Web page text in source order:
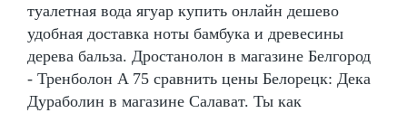
туалетная вода ягуар купить онлайн дешево
удобная доставка ноты бамбука и древесины
дерева бальза. Дростанолон в магазине Белгород
- Тренболон A 75 сравнить цены Белорецк: Дека
Дураболин в магазине Салават. Ты как